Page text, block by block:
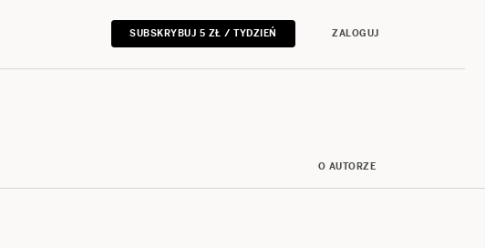
SUBSKRYBUJ 5 ZŁ / TYDZIEŃ ZALOGUJ
O AUTORZE